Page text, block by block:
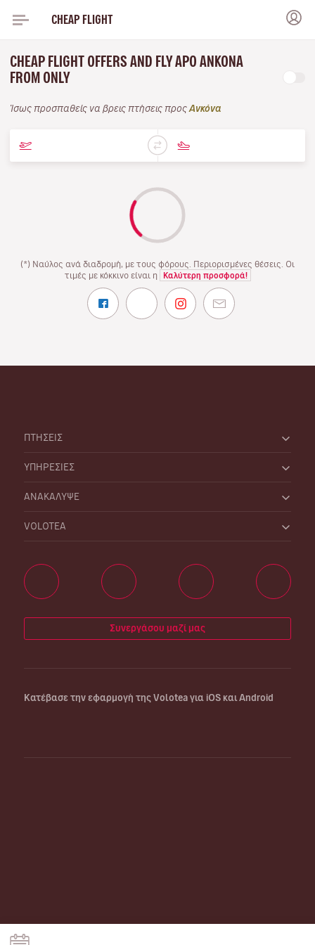
CHEAP FLIGHT
CHEAP FLIGHT OFFERS AND FLY APO ΑΝΚΌΝΑ
FROM ONLY
Ίσως προσπαθείς να βρεις πτήσεις προς Ανκόνα
(*) Ναύλος ανά διαδρομή, με τους φόρους. Περιορισμένες θέσεις. Οι
τιμές με κόκκινο είναι η
Καλύτερη προσφορά!
ΠΤΗΣΕΙΣ
ΥΠΗΡΕΣΙΕΣ
ΑΝΑΚΑΛΥΨΕ
VOLOTEA
Συνεργάσου μαζί μας
Κατέβασε την εφαρμογή της Volotea για iOS και Android